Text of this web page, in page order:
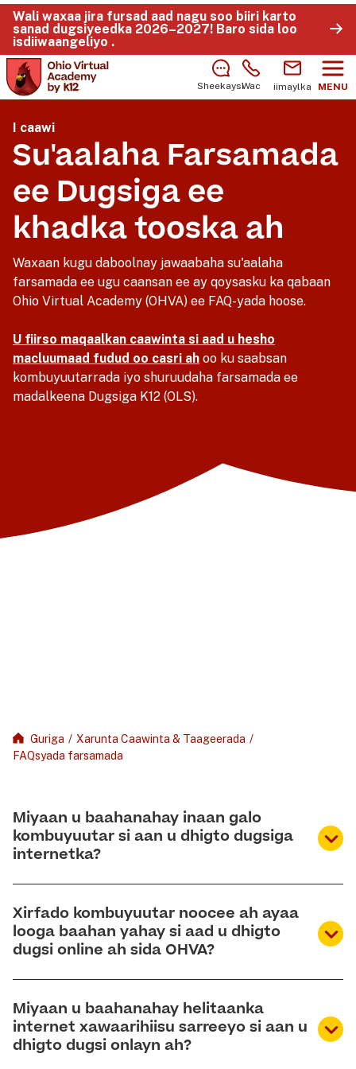
Wali waxaa jira fursad aad nagu soo biiri karto
sanad dugsiyeedka 2026–2027! Baro sida loo
isdiiwaangeliyo .
SheekaysiWac iimaylka MENU
I caawi
Su'aalaha Farsamada
ee Dugsiga ee
khadka tooska ah
Waxaan kugu daboolnay jawaabaha su'aalaha
farsamada ee ugu caansan ee ay qoysasku ka qabaan
Ohio Virtual Academy (OHVA) ee FAQ-yada hoose.
U fiirso maqaalkan caawinta si aad u hesho
macluumaad fudud oo casri ah oo ku saabsan
kombuyuutarrada iyo shuruudaha farsamada ee
madalkeena Dugsiga K12 (OLS).
Guriga / Xarunta Caawinta & Taageerada /
FAQsyada farsamada
Miyaan u baahanahay inaan galo
kombuyuutar si aan u dhigto dugsiga
internetka?
baahan tahay dugsiga, waxaanu arday kasta
siinaa laptop-ka amaahda ah. Laptopsyadani waa
hantida Ohio Virtual Academy waana in la soo
celiyaa marka ardaygu ka tago dugsiga. OHVA
waxay aad ugu talinaysaa in qoysasku ay
aqbalaan kombayutarkayaga amaahda,
maadaama aanu markaas awoodno inaanu ka
Xirfado kombuyuutar noocee ah ayaa
looga baahan yahay si aad u dhigto
dugsi online ah sida OHVA?
ka-qaybgalka dugsi online-ka ah, laakiin adiga iyo
ardaygaagu waxaad u baahan tihiin oo keliya
xirfadaha aasaasiga ah ee kombayutarka si aad u
Miyaan u baahanahay helitaanka
internet xawaarihiisu sarreeyo si aan u
dhigto dugsi onlayn ah?